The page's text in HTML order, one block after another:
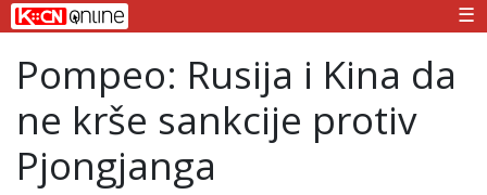
☰
Pompeo: Rusija i Kina da
ne krše sankcije protiv
Pjongjanga